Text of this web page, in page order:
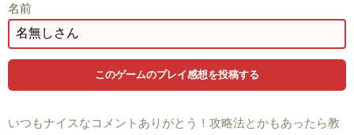
名前
いつもナイスなコメントありがとう！攻略法とかもあったら教